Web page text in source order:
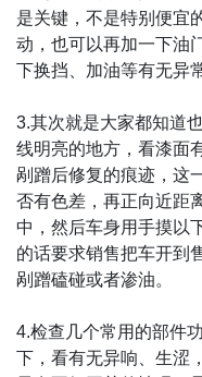
是关键，不是特别便宜
动，也可以再加一下油
下换挡、加油等有无异
3.其次就是大家都知道
线明亮的地方，看漆面
剐蹭后修复的痕迹，这
否有色差，再正向近距
中，然后车身用手摸以
的话要求销售把车开到
剐蹭磕碰或者渗油。
4.检查几个常用的部件
下，看有无异响、生涩